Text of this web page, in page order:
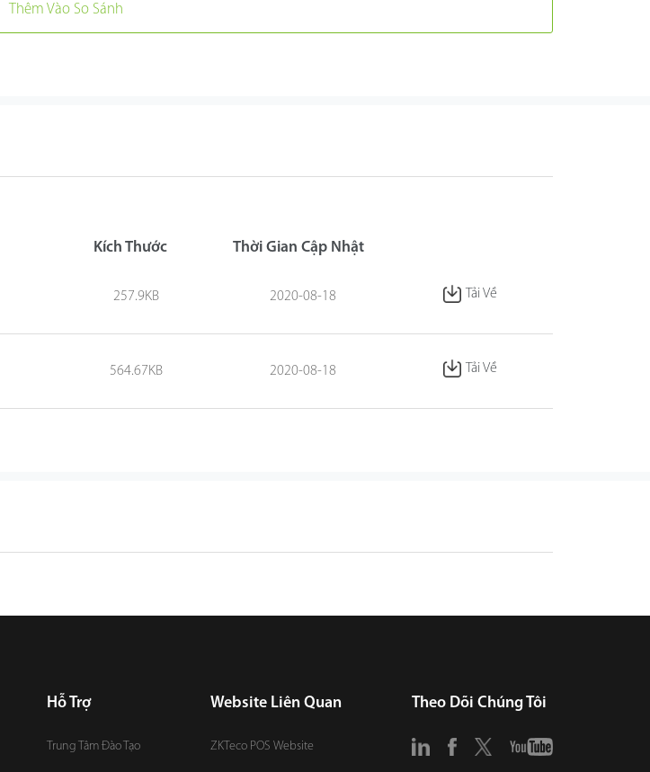
Thêm Vào So Sánh
Kích Thước Thời Gian Cập Nhật
257.9KB 2020-08-18 Tải Về
564.67KB 2020-08-18 Tải Về
Hỗ Trợ
Trung Tâm Đào Tạo
Website Liên Quan
ZKTeco POS Website
Theo Dõi Chúng Tôi